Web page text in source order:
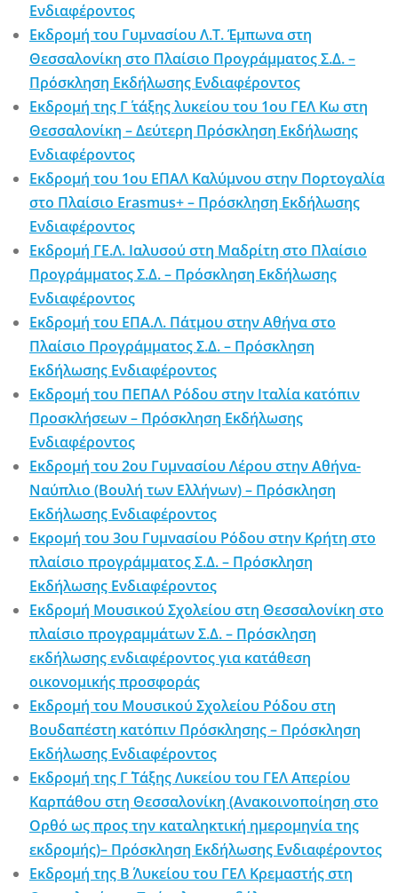
Ενδιαφέροντος
Εκδρομή του Γυμνασίου Λ.Τ. Έμπωνα στη
Θεσσαλονίκη στο Πλαίσιο Προγράμματος Σ.Δ. –
Πρόσκληση Εκδήλωσης Ενδιαφέροντος
Εκδρομή της Γ΄ τάξης λυκείου του 1ου ΓΕΛ Κω στη
Θεσσαλονίκη – Δεύτερη Πρόσκληση Εκδήλωσης
Ενδιαφέροντος
Εκδρομή του 1ου ΕΠΑΛ Καλύμνου στην Πορτογαλία
στο Πλαίσιο Erasmus+ – Πρόσκληση Εκδήλωσης
Ενδιαφέροντος
Εκδρομή ΓΕ.Λ. Ιαλυσού στη Μαδρίτη στο Πλαίσιο
Προγράμματος Σ.Δ. – Πρόσκληση Εκδήλωσης
Ενδιαφέροντος
Εκδρομή του ΕΠΑ.Λ. Πάτμου στην Αθήνα στο
Πλαίσιο Προγράμματος Σ.Δ. – Πρόσκληση
Εκδήλωσης Ενδιαφέροντος
Εκδρομή του ΠΕΠΑΛ Ρόδου στην Ιταλία κατόπιν
Προσκλήσεων – Πρόσκληση Εκδήλωσης
Ενδιαφέροντος
Εκδρομή του 2ου Γυμνασίου Λέρου στην Αθήνα-
Ναύπλιο (Βουλή των Ελλήνων) – Πρόσκληση
Εκδήλωσης Ενδιαφέροντος
Εκρομή του 3ου Γυμνασίου Ρόδου στην Κρήτη στο
πλαίσιο προγράμματος Σ.Δ. – Πρόσκληση
Εκδήλωσης Ενδιαφέροντος
Εκδρομή Μουσικού Σχολείου στη Θεσσαλονίκη στο
πλαίσιο προγραμμάτων Σ.Δ. – Πρόσκληση
εκδήλωσης ενδιαφέροντος για κατάθεση
οικονομικής προσφοράς
Εκδρομή του Μουσικού Σχολείου Ρόδου στη
Βουδαπέστη κατόπιν Πρόσκλησης – Πρόσκληση
Εκδήλωσης Ενδιαφέροντος
Εκδρομή της Γ΄ Τάξης Λυκείου του ΓΕΛ Απερίου
Καρπάθου στη Θεσσαλονίκη (Ανακοινοποίηση στο
Ορθό ως προς την καταληκτική ημερομηνία της
εκδρομής)– Πρόσκληση Εκδήλωσης Ενδιαφέροντος
Εκδρομή της Β΄ Λυκείου του ΓΕΛ Κρεμαστής στη